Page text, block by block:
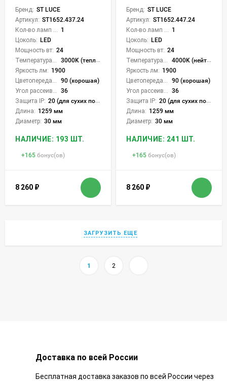
Бренд: ST LUCE
Артикул: ST1652.437.24
1
Цоколь: LED
Мощность вт: 24
3000K (теплый)
Яркость лм: 1900
90 (хорошая)
36
Защита IP: 20 (для сухих пом.)
Длина: 1259 мм
Диаметр: 30 мм
НАЛИЧИЕ: 193 ШТ.
+165 бонус(ов)
8 260 ₽
Бренд: ST LUCE
Артикул: ST1652.447.24
1
Цоколь: LED
Мощность вт: 24
4000K (нейтральный)
Яркость лм: 1900
90 (хорошая)
36
Защита IP: 20 (для сухих пом.)
Длина: 1259 мм
Диаметр: 30 мм
НАЛИЧИЕ: 241 ШТ.
+165 бонус(ов)
8 260 ₽
ЗАГРУЗИТЬ ЕЩЕ
1 2
Доставка по всей России
Бесплатная доставка заказов по всей России через